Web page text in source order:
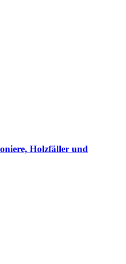
Holzfäller und